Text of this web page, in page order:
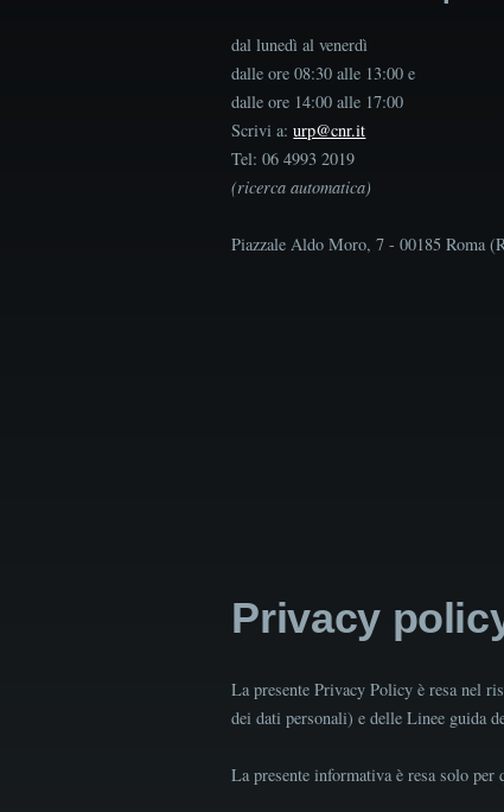
dal lunedì al venerdì
dalle ore 08:30 alle 13:00 e
dalle ore 14:00 alle 17:00
Scrivi a:urp@cnr.it
Tel: 06 4993 2019
(ricerca automatica)
Piazzale Aldo Moro, 7 - 00185 Roma
Privacy
La presente Privacy Policy è resa nel
dei dati personali) e delle Linee guida
La presente informativa è resa solo